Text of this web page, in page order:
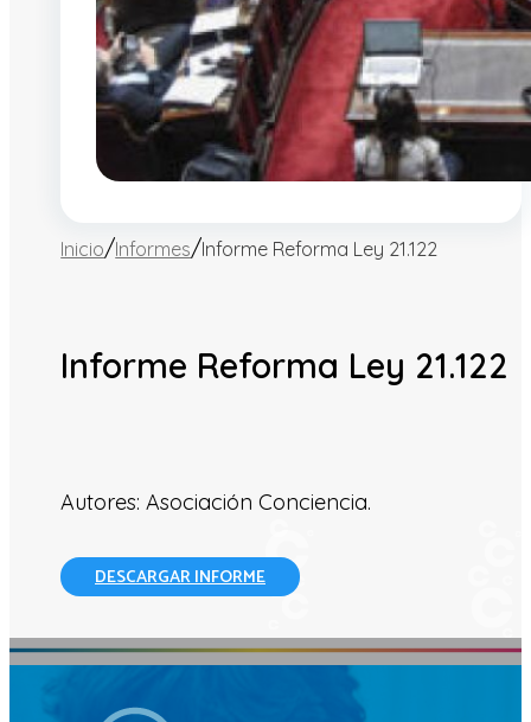
Inicio/Informes/Informe Reforma Ley 21.122
Informe Reforma Ley 21.122
Autores: Asociación Conciencia.
DESCARGAR INFORME